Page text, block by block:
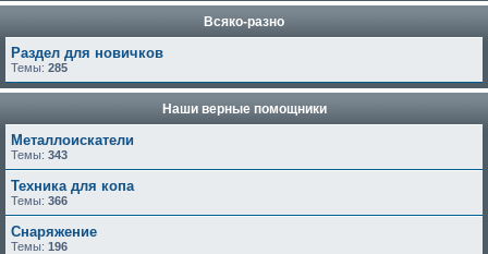
Всяко-разно
Раздел для новичков
Темы: 285
Наши верные помощники
Металлоискатели
Темы: 343
Техника для копа
Темы: 366
Снаряжение
Темы: 196